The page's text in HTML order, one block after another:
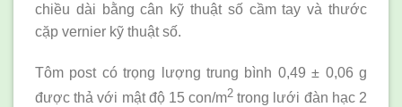
chiều dài bằng cân kỹ thuật số cầm tay và thước
cặp vernier kỹ thuật số.
Tôm post có trọng lượng trung bình 0,49 ± 0,06 g
được thả với mật độ 15 con/m2trong lưới đàn hạc 2